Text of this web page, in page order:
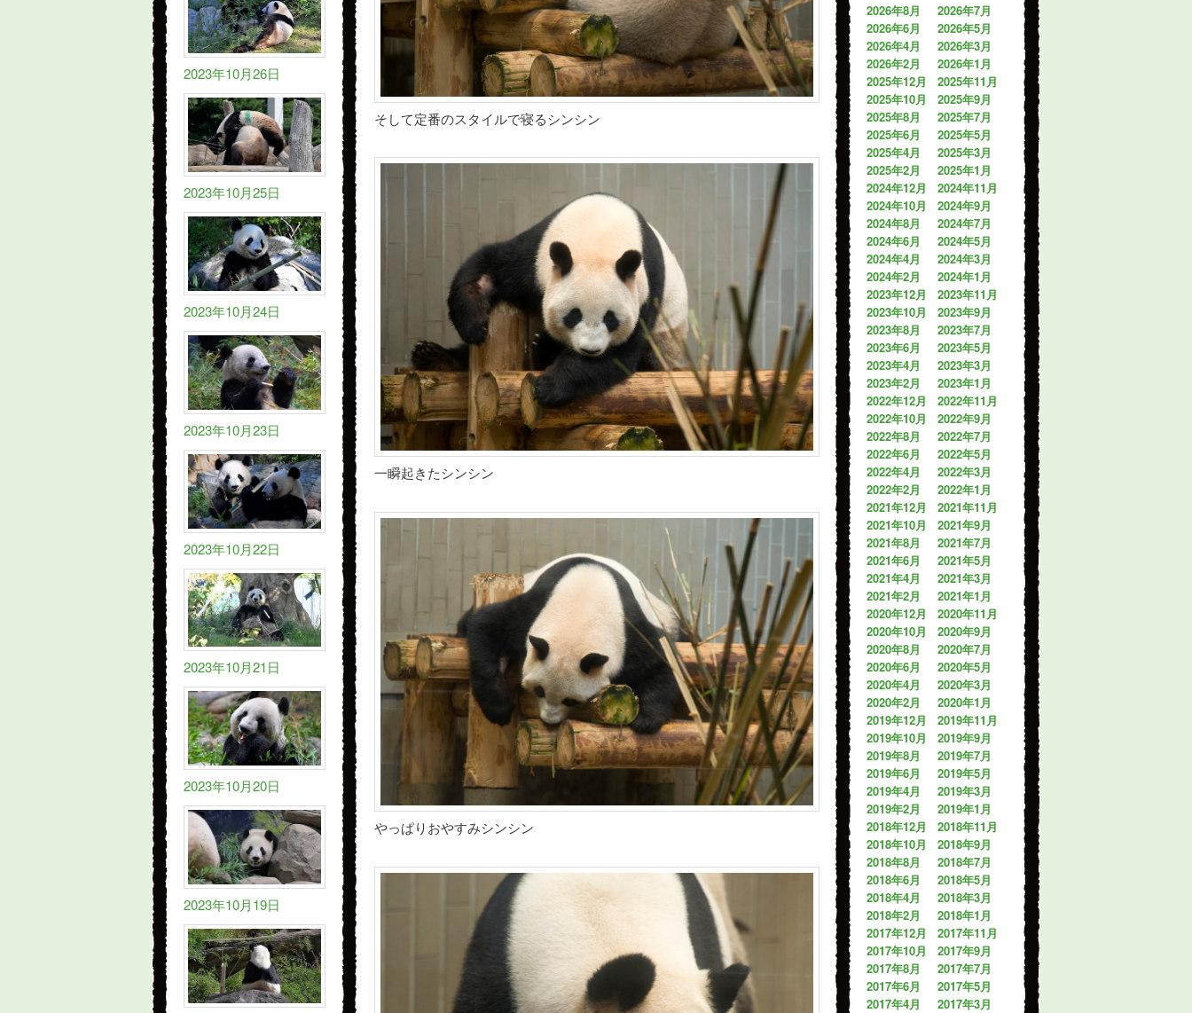
2023年10月26日
2023年10月25日
2023年10月24日
2023年10月23日
2023年10月22日
2023年10月21日
2023年10月20日
2023年10月19日
そして定番のスタイルで寝るシンシン
一瞬起きたシンシン
やっぱりおやすみシンシン
2026年8月
2026年7月
2026年6月
2026年5月
2026年4月
2026年3月
2026年2月
2026年1月
2025年12月
2025年11月
2025年10月
2025年9月
2025年8月
2025年7月
2025年6月
2025年5月
2025年4月
2025年3月
2025年2月
2025年1月
2024年12月
2024年11月
2024年10月
2024年9月
2024年8月
2024年7月
2024年6月
2024年5月
2024年4月
2024年3月
2024年2月
2024年1月
2023年12月
2023年11月
2023年10月
2023年9月
2023年8月
2023年7月
2023年6月
2023年5月
2023年4月
2023年3月
2023年2月
2023年1月
2022年12月
2022年11月
2022年10月
2022年9月
2022年8月
2022年7月
2022年6月
2022年5月
2022年4月
2022年3月
2022年2月
2022年1月
2021年12月
2021年11月
2021年10月
2021年9月
2021年8月
2021年7月
2021年6月
2021年5月
2021年4月
2021年3月
2021年2月
2021年1月
2020年12月
2020年11月
2020年10月
2020年9月
2020年8月
2020年7月
2020年6月
2020年5月
2020年4月
2020年3月
2020年2月
2020年1月
2019年12月
2019年11月
2019年10月
2019年9月
2019年8月
2019年7月
2019年6月
2019年5月
2019年4月
2019年3月
2019年2月
2019年1月
2018年12月
2018年11月
2018年10月
2018年9月
2018年8月
2018年7月
2018年6月
2018年5月
2018年4月
2018年3月
2018年2月
2018年1月
2017年12月
2017年11月
2017年10月
2017年9月
2017年8月
2017年7月
2017年6月
2017年5月
2017年4月
2017年3月